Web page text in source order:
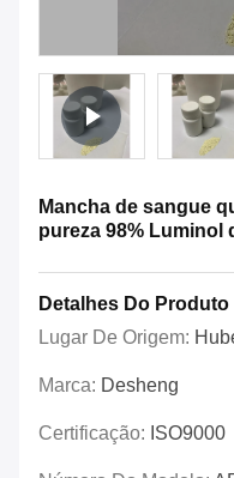
Mancha de sangue
pureza 98% Luminol
Detalhes Do Produto
Lugar De Origem:
Marca: Desheng
Certificação: ISO9000